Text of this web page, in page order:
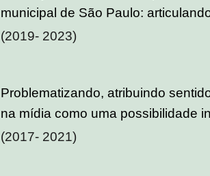
municipal de São Paulo:
(2019- 2023)
Problematizando, atribuindo
na mídia como uma possibilidade
(2017- 2021)